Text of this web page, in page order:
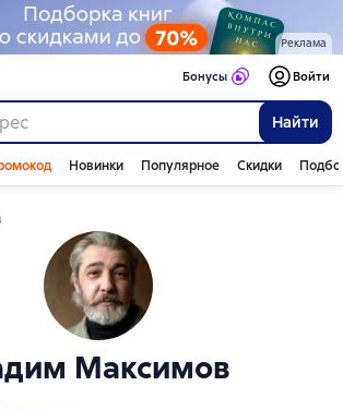
Реклама
Найти
Бонусы Войти
Новинки Популярное Скидки
Максимов